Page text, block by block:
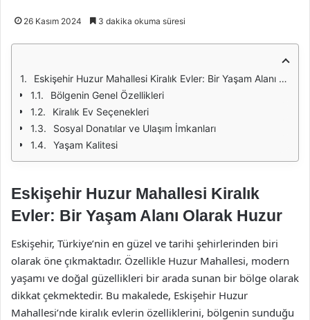
26 Kasım 2024 3 dakika okuma süresi
Eskişehir Huzur Mahallesi Kiralık Evler: Bir Yaşam Alanı Olarak Huzur
Bölgenin Genel Özellikleri
Kiralık Ev Seçenekleri
Sosyal Donatılar ve Ulaşım İmkanları
Yaşam Kalitesi
Eskişehir Huzur Mahallesi Kiralık
Evler: Bir Yaşam Alanı Olarak Huzur
Eskişehir, Türkiye’nin en güzel ve tarihi şehirlerinden biri
olarak öne çıkmaktadır. Özellikle Huzur Mahallesi, modern
yaşamı ve doğal güzellikleri bir arada sunan bir bölge olarak
dikkat çekmektedir. Bu makalede, Eskişehir Huzur
Mahallesi’nde kiralık evlerin özelliklerini, bölgenin sunduğu